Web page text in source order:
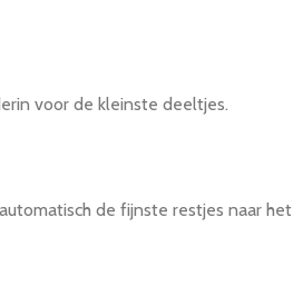
voor de kleinste deeltjes.
de fijnste restjes naar het